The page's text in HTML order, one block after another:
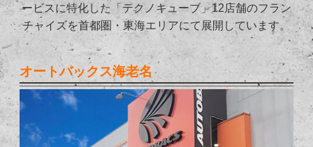
ービスに特化した「テクノキューブ」12店舗のフラン
チャイズを首都圏・東海エリアにて展開しています。
オートバックス海老名